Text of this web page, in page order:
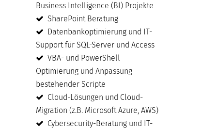
Business Intelligence (BI) Projekte
SharePoint Beratung
Datenbankoptimierung und IT-
Support für SQL-Server und Access
VBA- und PowerShell
Optimierung und Anpassung
bestehender Scripte
Cloud-Lösungen und Cloud-
Migration (z.B. Microsoft Azure, AWS)
Cybersecurity-Beratung und IT-